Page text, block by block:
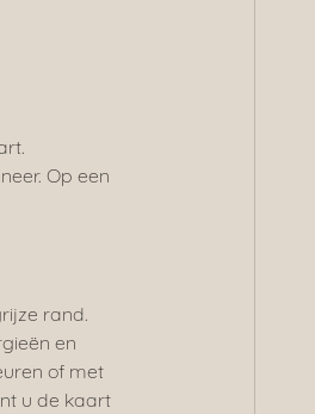
Op een
rand.
en
of met
u de kaart